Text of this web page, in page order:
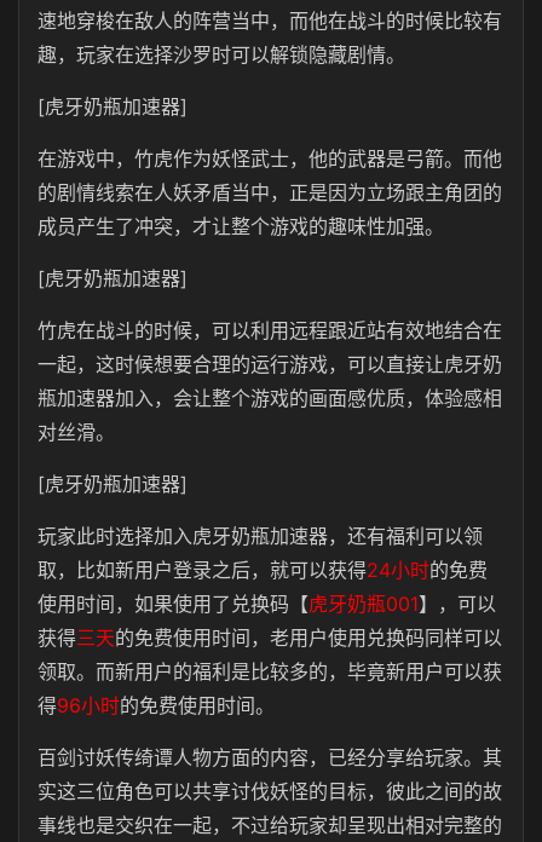
速地穿梭在敌人的阵营当中，而他在战斗的时候比较有
趣，玩家在选择沙罗时可以解锁隐藏剧情。
[虎牙奶瓶加速器]
在游戏中，竹虎作为妖怪武士，他的武器是弓箭。而他
的剧情线索在人妖矛盾当中，正是因为立场跟主角团的
成员产生了冲突，才让整个游戏的趣味性加强。
[虎牙奶瓶加速器]
竹虎在战斗的时候，可以利用远程跟近站有效地结合在
一起，这时候想要合理的运行游戏，可以直接让虎牙奶
瓶加速器加入，会让整个游戏的画面感优质，体验感相
对丝滑。
[虎牙奶瓶加速器]
玩家此时选择加入虎牙奶瓶加速器，还有福利可以领
取，比如新用户登录之后，就可以获得24小时的免费
使用时间，如果使用了兑换码【虎牙奶瓶001】，可以
获得三天的免费使用时间，老用户使用兑换码同样可以
领取。而新用户的福利是比较多的，毕竟新用户可以获
得96小时的免费使用时间。
百剑讨妖传绮谭人物方面的内容，已经分享给玩家。其
实这三位角色可以共享讨伐妖怪的目标，彼此之间的故
事线也是交织在一起，不过给玩家却呈现出相对完整的